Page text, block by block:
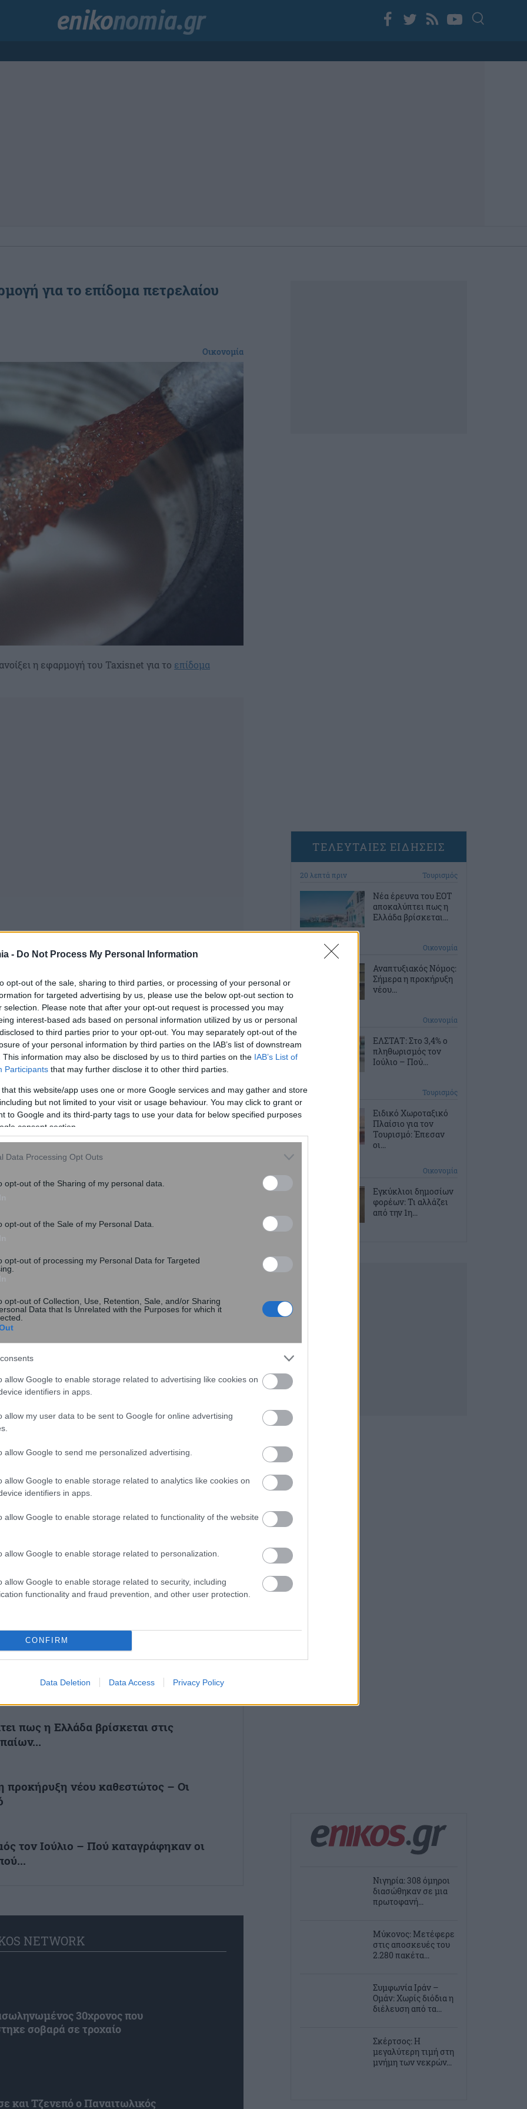
- Do Not Process My Personal Information
opt-out of the sale, sharing to third parties, or processing of your personal or
for targeted advertising by us, please use the below opt-out section to
selection. Please note that after your opt-out request is processed you may
interest-based ads based on personal information utilized by us or personal
to third parties prior to your opt-out. You may separately opt-out of the
of your personal information by third parties on the IAB’s list of downstream
This information may also be disclosed by us to third parties on the IAB’s List of
Participants that may further disclose it to other third parties.
that this website/app uses one or more Google services and may gather and store
but not limited to your visit or usage behaviour. You may click to grant or
to Google and its third-party tags to use your data for below specified purposes
consent section.
Data Processing Opt Outs
opt-out of the Sharing of my personal data.
opt-out of the Sale of my Personal Data.
opt-out of processing my Personal Data for Targeted
opt-out of Collection, Use, Retention, Sale, and/or Sharing
Data that Is Unrelated with the Purposes for which it
allow Google to enable storage related to advertising like cookies on
identifiers in apps.
allow my user data to be sent to Google for online advertising
allow Google to send me personalized advertising.
allow Google to enable storage related to analytics like cookies on
identifiers in apps.
allow Google to enable storage related to functionality of the website
allow Google to enable storage related to personalization.
allow Google to enable storage related to security, including
functionality and fraud prevention, and other user protection.
CONFIRM
Data Deletion Data Access Privacy Policy
για το επίδομα πετρελαίου
Οικονομία
η εφαρμογή του Taxisnet για το επίδομα
και διασταυρωθούν τα τιμολόγια θα πληρωθούν
του υπουργείου Οικονομικών και της ΓΓ
Οικονομικών για τη χορήγηση του επιδόματος
10 Δεκεμβρίου 2015 και η οποία προβλέπει νέα
share
την Ελλάδα και τον Κόσμο στο
Επικαιρότητα
πως η Ελλάδα βρίσκεται στις
προκήρυξη νέου καθεστώτος – Οι
τον Ιούλιο – Πού καταγράφηκαν οι
NETWORK
30χρονος που
σοβαρά σε τροχαίο
και Τζενεπό ο Παναιτωλικός
ΤΕΛΕΥΤΑΙΕΣ ΕΙΔΗΣΕΙΣ
20 λεπτά πριν Τουρισμός
Νέα έρευνα του ΕΟΤ
αποκαλύπτει πως η
Ελλάδα βρίσκεται...
49 λεπτά πριν Οικονομία
Αναπτυξιακός Νόμος:
Σήμερα η προκήρυξη
νέου...
Οικονομία
ΕΛΣΤΑΤ: Στο 3,4% ο
πληθωρισμός τον
Ιούλιο – Πού...
2 ώρες πριν Τουρισμός
Ειδικό Χωροταξικό
Πλαίσιο για τον
Τουρισμό: Έπεσαν
οι...
Οικονομία
Εγκύκλιοι δημοσίων
φορέων: Τι αλλάζει
από την 1η...
Νιγηρία: 308 όμηροι
διασώθηκαν σε μια
πρωτοφανή...
Μύκονος: Μετέφερε
στις αποσκευές του
2.280 πακέτα...
Συμφωνία Ιράν –
Ομάν: Χωρίς διόδια η
διέλευση από τα...
Σκέρτσος: Η
μεγαλύτερη τιμή στη
μνήμη των νεκρών...